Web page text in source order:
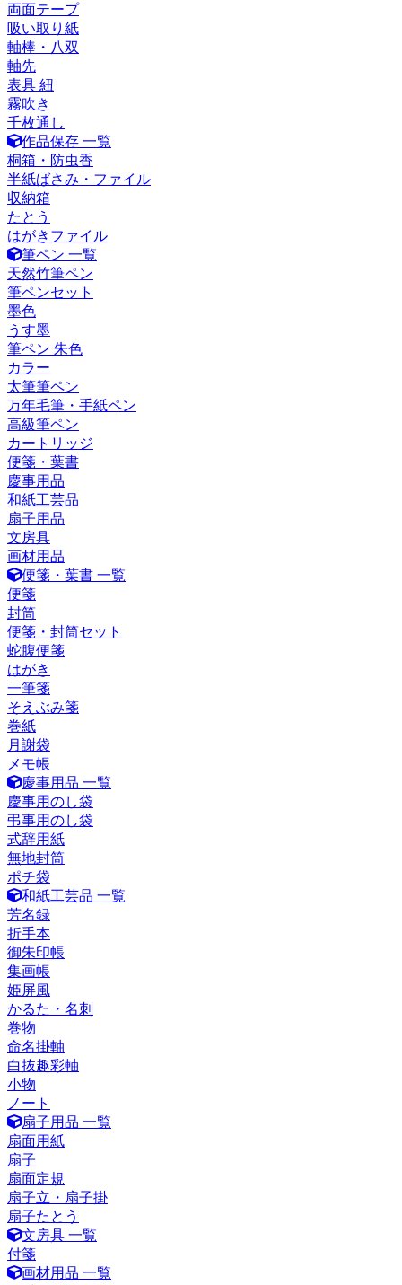
両面テープ
吸い取り紙
軸棒・八双
軸先
表具 紐
霧吹き
千枚通し
作品保存 一覧
桐箱・防虫香
半紙ばさみ・ファイル
収納箱
たとう
はがきファイル
筆ペン 一覧
天然竹筆ペン
筆ペンセット
墨色
うす墨
筆ペン 朱色
カラー
太筆筆ペン
万年毛筆・手紙ペン
高級筆ペン
カートリッジ
便箋・葉書
慶事用品
和紙工芸品
扇子用品
文房具
画材用品
便箋・葉書 一覧
便箋
封筒
便箋・封筒セット
蛇腹便箋
はがき
一筆箋
そえぶみ箋
巻紙
月謝袋
メモ帳
慶事用品 一覧
慶事用のし袋
弔事用のし袋
式辞用紙
無地封筒
ポチ袋
和紙工芸品 一覧
芳名録
折手本
御朱印帳
集画帳
姫屏風
かるた・名刺
巻物
命名掛軸
白抜趣彩軸
小物
ノート
扇子用品 一覧
扇面用紙
扇子
扇面定規
扇子立・扇子掛
扇子たとう
文房具 一覧
付箋
画材用品 一覧